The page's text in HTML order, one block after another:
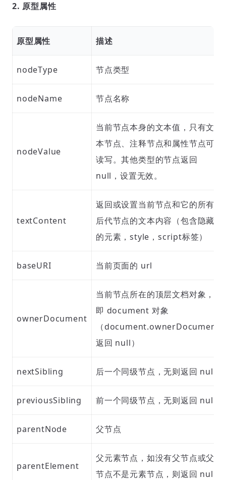
2. 原型属性
原型属性 描述
nodeType 节点类型
nodeName 节点名称
nodeValue
当前节点本身的文本值，只有文
本节点、注释节点和属性节点可
读写。其他类型的节点返回
null，设置无效。
textContent
返回或设置当前节点和它的所有
后代节点的文本内容（包含隐藏
的元素，style，script标签）
baseURI 当前页面的 url
ownerDocument
当前节点所在的顶层文档对象，
即 document 对象
（document.ownerDocument
返回 null）
nextSibling 后一个同级节点，无则返回 null
previousSibling 前一个同级节点，无则返回 null
parentNode 父节点
parentElement
父元素节点，如没有父节点或父
节点不是元素节点，则返回 null